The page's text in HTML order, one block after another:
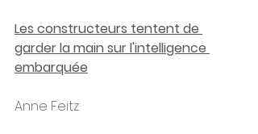
Les constructeurs tentent de
garder la main sur l'intelligence
embarquée
Anne Feitz